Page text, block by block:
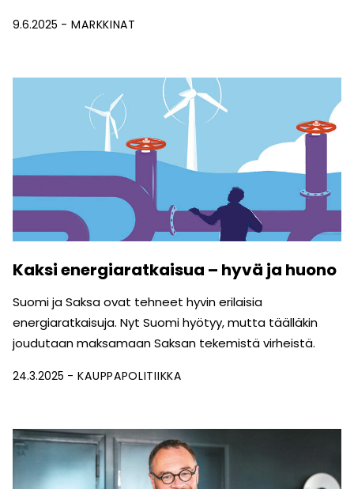
9.6.2025 MARKKINAT
Kaksi energiaratkaisua – hyvä ja huono
Suomi ja Saksa ovat tehneet hyvin erilaisia
energiaratkaisuja. Nyt Suomi hyötyy, mutta täälläkin
joudutaan maksamaan Saksan tekemistä virheistä.
24.3.2025 KAUPPAPOLITIIKKA